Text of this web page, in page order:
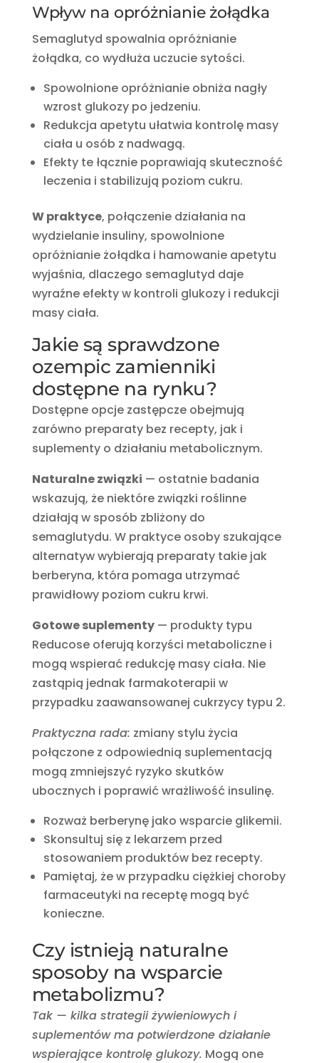
Wpływ na opróżnianie żołądka
Semaglutyd spowalnia opróżnianie
żołądka, co wydłuża uczucie sytości.
Spowolnione opróżnianie obniża nagły
wzrost glukozy po jedzeniu.
Redukcja apetytu ułatwia kontrolę masy
ciała u osób z nadwagą.
Efekty te łącznie poprawiają skuteczność
leczenia i stabilizują poziom cukru.
W praktyce, połączenie działania na
wydzielanie insuliny, spowolnione
opróżnianie żołądka i hamowanie apetytu
wyjaśnia, dlaczego semaglutyd daje
wyraźne efekty w kontroli glukozy i redukcji
masy ciała.
Jakie są sprawdzone
ozempic zamienniki
dostępne na rynku?
Dostępne opcje zastępcze obejmują
zarówno preparaty bez recepty, jak i
suplementy o działaniu metabolicznym.
Naturalne związki — ostatnie badania
wskazują, że niektóre związki roślinne
działają w sposób zbliżony do
semaglutydu. W praktyce osoby szukające
alternatyw wybierają preparaty takie jak
berberyna, która pomaga utrzymać
prawidłowy poziom cukru krwi.
Gotowe suplementy— produkty typu
Reducose oferują korzyści metaboliczne i
mogą wspierać redukcję masy ciała. Nie
zastąpią jednak farmakoterapii w
przypadku zaawansowanej cukrzycy typu 2.
Praktyczna rada: zmiany stylu życia
połączone z odpowiednią suplementacją
mogą zmniejszyć ryzyko skutków
ubocznych i poprawić wrażliwość insulinę.
Rozważ berberynę jako wsparcie glikemii.
Skonsultuj się z lekarzem przed
stosowaniem produktów bez recepty.
Pamiętaj, że w przypadku ciężkiej choroby
farmaceutyki na receptę mogą być
konieczne.
Czy istnieją naturalne
sposoby na wsparcie
metabolizmu?
Tak — kilka strategii żywieniowych i
suplementów ma potwierdzone działanie
wspierające kontrolę glukozy. Mogą one